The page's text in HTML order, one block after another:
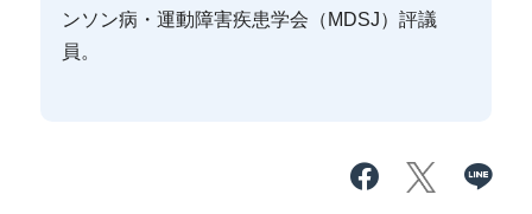
ンソン病・運動障害疾患学会（MDSJ）評議
員。